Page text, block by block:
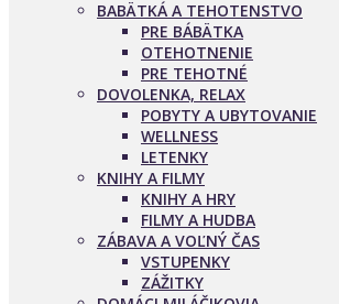
BABÄTKÁ A TEHOTENSTVO
PRE BÁBÄTKA
OTEHOTNENIE
PRE TEHOTNÉ
DOVOLENKA, RELAX
POBYTY A UBYTOVANIE
WELLNESS
LETENKY
KNIHY A FILMY
KNIHY A HRY
FILMY A HUDBA
ZÁBAVA A VOĽNÝ ČAS
VSTUPENKY
ZÁŽITKY